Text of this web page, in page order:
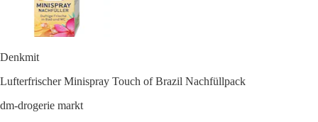
Denkmit
Lufterfrischer Minispray Touch of Brazil Nachfüllpack
dm-drogerie markt